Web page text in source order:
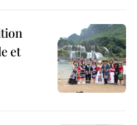
et